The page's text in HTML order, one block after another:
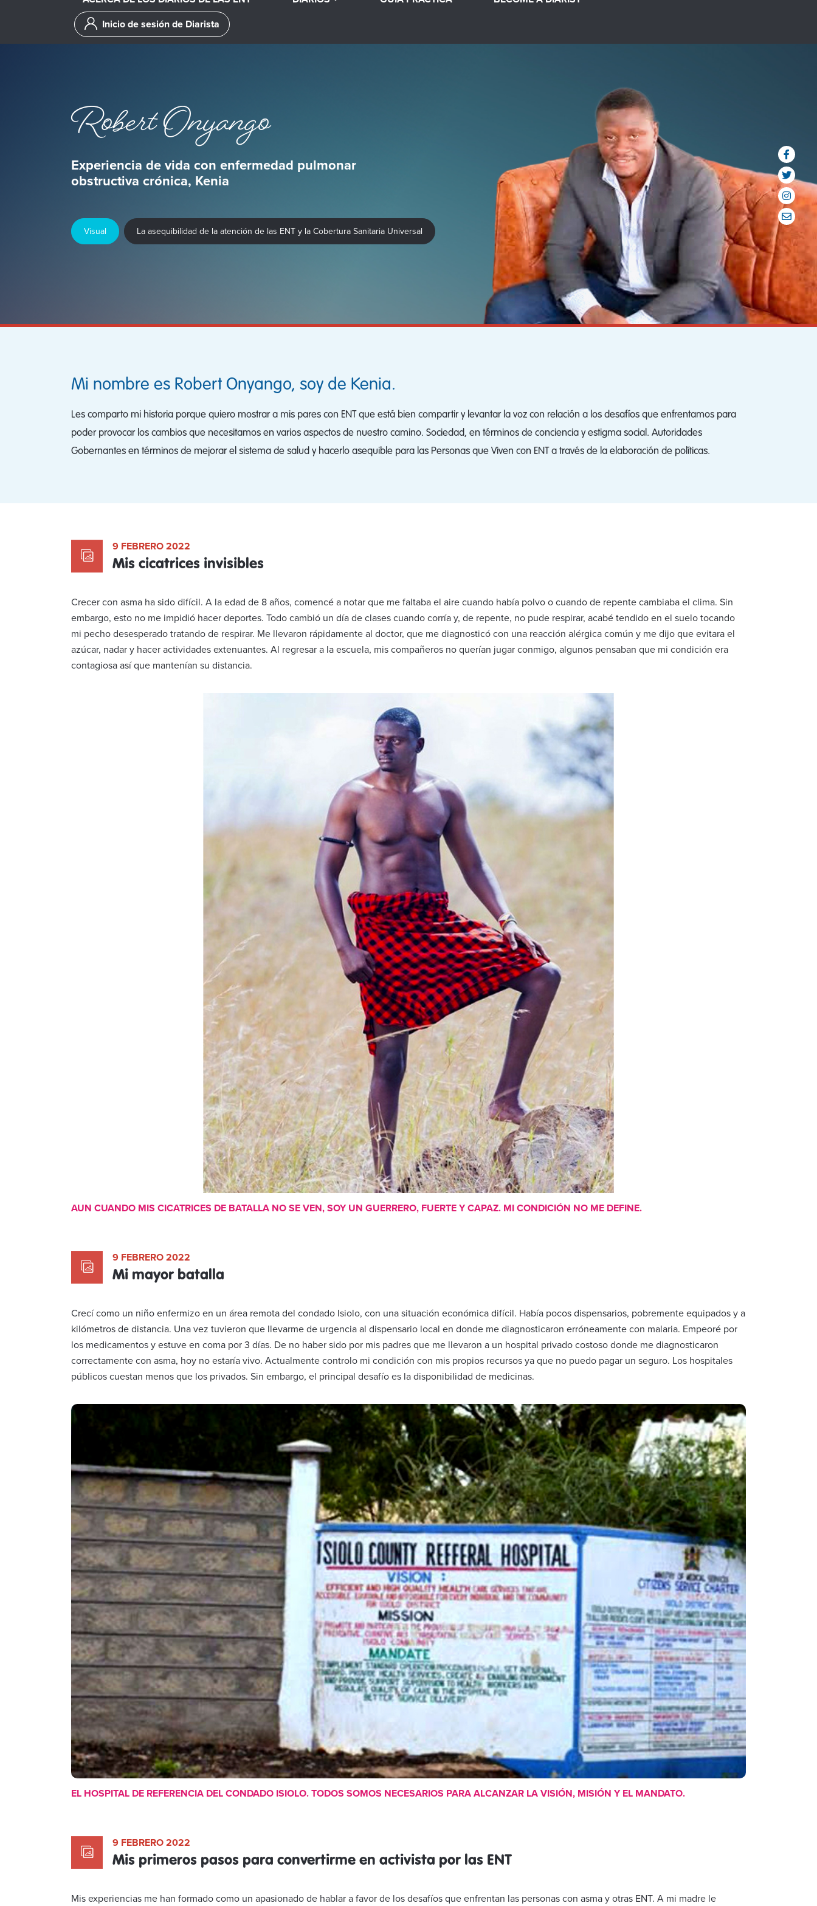
Inicio de sesión de Diarista
Robert Onyango
Experiencia de vida con enfermedad pulmonar
obstructiva crónica, Kenia
Visual La asequibilidad de la atención de las ENT y la Cobertura Sanitaria Universal
Mi nombre es Robert Onyango, soy de Kenia.
Les comparto mi historia porque quiero mostrar a mis pares con ENT que está bien compartir y levantar la voz con relación a los desafíos que enfrentamos para
poder provocar los cambios que necesitamos en varios aspectos de nuestro camino. Sociedad, en términos de conciencia y estigma social. Autoridades
Gobernantes en términos de mejorar el sistema de salud y hacerlo asequible para las Personas que Viven con ENT a través de la elaboración de políticas.
9 FEBRERO 2022
Mis cicatrices invisibles
Crecer con asma ha sido difícil. A la edad de 8 años, comencé a notar que me faltaba el aire cuando había polvo o cuando de repente cambiaba el clima. Sin
embargo, esto no me impidió hacer deportes. Todo cambió un día de clases cuando corría y, de repente, no pude respirar, acabé tendido en el suelo tocando
mi pecho desesperado tratando de respirar. Me llevaron rápidamente al doctor, que me diagnosticó con una reacción alérgica común y me dijo que evitara el
azúcar, nadar y hacer actividades extenuantes. Al regresar a la escuela, mis compañeros no querían jugar conmigo, algunos pensaban que mi condición era
contagiosa así que mantenían su distancia.
AUN CUANDO MIS CICATRICES DE BATALLA NO SE VEN, SOY UN GUERRERO, FUERTE Y CAPAZ. MI CONDICIÓN NO ME DEFINE.
9 FEBRERO 2022
Mi mayor batalla
Crecí como un niño enfermizo en un área remota del condado Isiolo, con una situación económica difícil. Había pocos dispensarios, pobremente equipados y a
kilómetros de distancia. Una vez tuvieron que llevarme de urgencia al dispensario local en donde me diagnosticaron erróneamente con malaria. Empeoré por
los medicamentos y estuve en coma por 3 días. De no haber sido por mis padres que me llevaron a un hospital privado costoso donde me diagnosticaron
correctamente con asma, hoy no estaría vivo. Actualmente controlo mi condición con mis propios recursos ya que no puedo pagar un seguro. Los hospitales
públicos cuestan menos que los privados. Sin embargo, el principal desafío es la disponibilidad de medicinas.
EL HOSPITAL DE REFERENCIA DEL CONDADO ISIOLO. TODOS SOMOS NECESARIOS PARA ALCANZAR LA VISIÓN, MISIÓN Y EL MANDATO.
9 FEBRERO 2022
Mis primeros pasos para convertirme en activista por las ENT
Mis experiencias me han formado como un apasionado de hablar a favor de los desafíos que enfrentan las personas con asma y otras ENT. A mi madre le